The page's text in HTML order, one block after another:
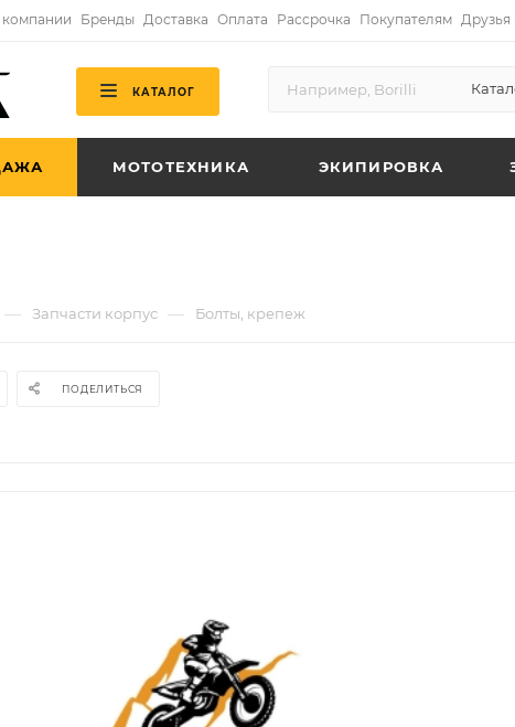
Бренды Доставка Оплата Рассрочка Покупателям
КАТАЛОГ
МОТОТЕХНИКА ЭКИПИРОВКА
— Запчасти корпус — Болты, крепеж
ПОДЕЛИТЬСЯ